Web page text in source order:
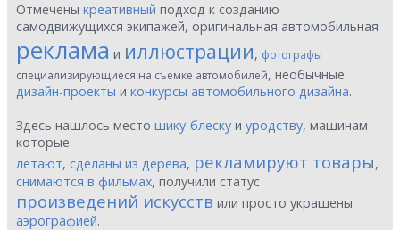
Отмечены креативный подход к созданию
самодвижущихся экипажей, оригинальная автомобильная
реклама и иллюстрации, фотографы
специализирующиеся на съемке автомобилей, необычные
дизайн-проекты и конкурсы автомобильного дизайна.
Здесь нашлось место шику-блеску и уродству, машинам
которые:
летают, сделаны из дерева, рекламируют товары,
снимаются в фильмах, получили статус
произведений искусств или просто украшены
аэрографией.